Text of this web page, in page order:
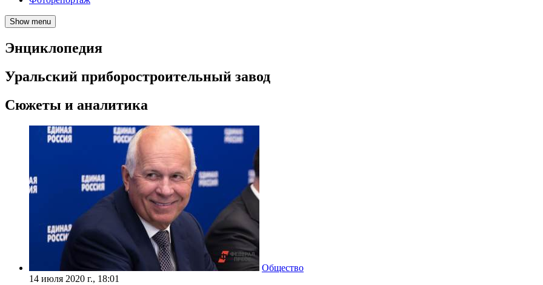
Show menu
Энциклопедия
Уральский приборостроительный завод
Сюжеты и аналитика
Общество
14 июля 2020 г., 18:01